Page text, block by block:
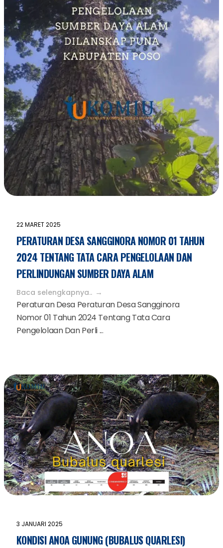
22 MARET 2025
PERATURAN DESA SANGGINORA NOMOR 01 TAHUN
2024 TENTANG TATA CARA PENGELOLAAN DAN
PERLINDUNGAN SUMBER DAYA ALAM
Baca selengkapnya..
Peraturan Desa Peraturan Desa Sangginora
Nomor 01 Tahun 2024 Tentang Tata Cara
Pengelolaan Dan Perli ...
3 JANUARI 2025
KONDISI ANOA GUNUNG (BUBALUS QUARLESI)